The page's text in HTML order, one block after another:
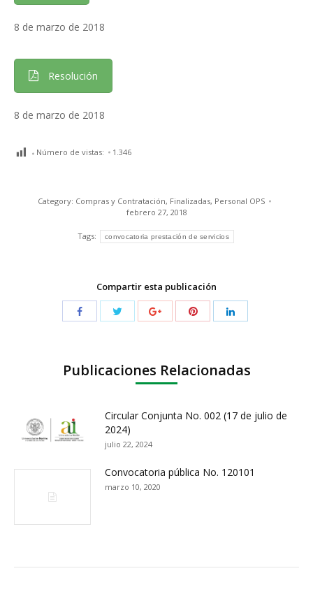
8 de marzo de 2018
Resolución
8 de marzo de 2018
Número de vistas: 1.346
Category: Compras y Contratación, Finalizadas, Personal OPS
febrero 27, 2018
Tags: convocatoria prestación de servicios
Compartir esta publicación
Publicaciones Relacionadas
Circular Conjunta No. 002 (17 de julio de
2024)
julio 22, 2024
Convocatoria pública No. 120101
marzo 10, 2020